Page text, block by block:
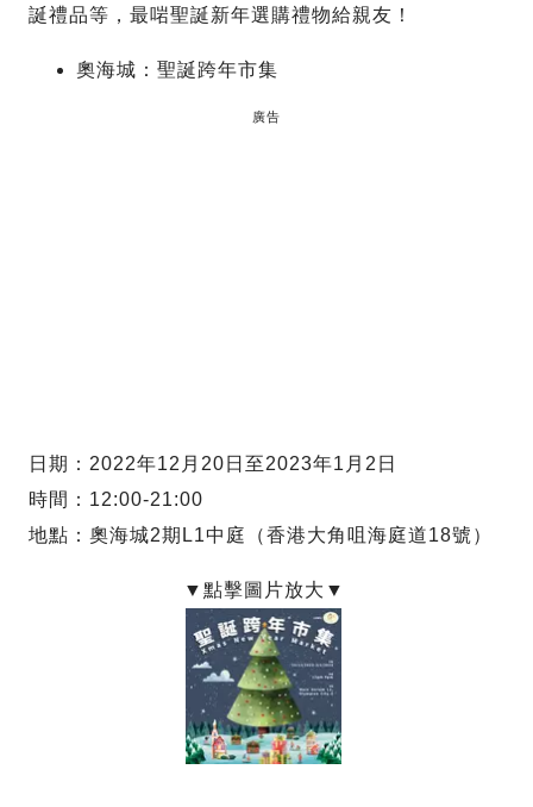
誕禮品等，最啱聖誕新年選購禮物給親友！
奧海城：聖誕跨年市集
廣告
日期：2022年12月20日至2023年1月2日
時間：12:00-21:00
地點：奧海城2期L1中庭（香港大角咀海庭道18號）